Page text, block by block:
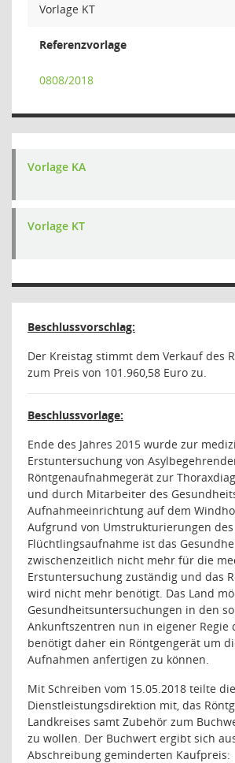
Vorlage KT
Referenzvorlage
0808/2018
Vorlage KA
Vorlage KT
Beschlussvorschlag:
Der Kreistag stimmt dem Verkauf des
zum Preis von 101.960,58 Euro zu.
Beschlussvorlage:
Ende des Jahres 2015 wurde zur
Erstuntersuchung von
Röntgenaufnahmegerät zur
und durch Mitarbeiter des
Aufnahmeeinrichtung auf dem
Aufgrund von Umstrukturierungen
Flüchtlingsaufnahme ist das
zwischenzeitlich nicht mehr für die
Erstuntersuchung zuständig und das
wird nicht mehr benötigt. Das Land
Gesundheitsuntersuchungen in den
Ankunftszentren nun in eigener
benötigt daher ein Röntgengerät um
Aufnahmen anfertigen zu können.
Mit Schreiben vom 15.05.2018 teilte
Dienstleistungsdirektion mit, das
Landkreises samt Zubehör zum
zu wollen. Der Buchwert ergibt sich
Abschreibung geminderten Kaufpreis: